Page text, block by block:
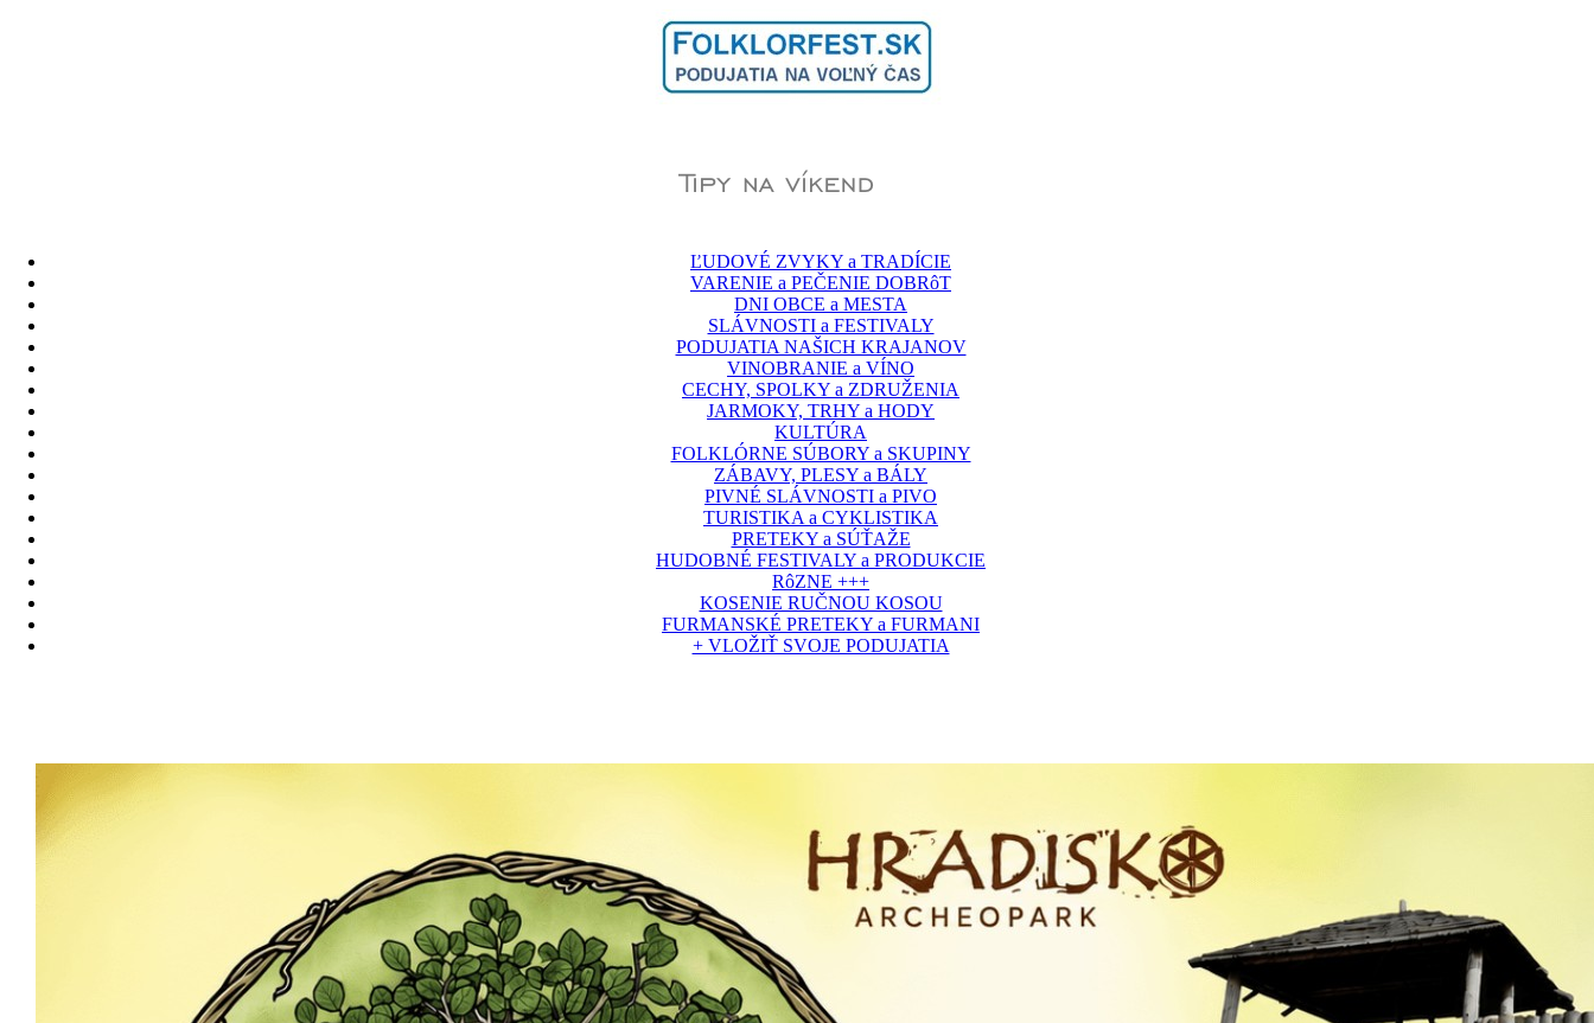
ĽUDOVÉ ZVYKY a TRADÍCIE
VARENIE a PEČENIE DOBRôT
DNI OBCE a MESTA
SLÁVNOSTI a FESTIVALY
PODUJATIA NAŠICH KRAJANOV
VINOBRANIE a VÍNO
CECHY, SPOLKY a ZDRUŽENIA
JARMOKY, TRHY a HODY
KULTÚRA
FOLKLÓRNE SÚBORY a SKUPINY
ZÁBAVY, PLESY a BÁLY
PIVNÉ SLÁVNOSTI a PIVO
TURISTIKA a CYKLISTIKA
PRETEKY a SÚŤAŽE
HUDOBNÉ FESTIVALY a PRODUKCIE
RôZNE +++
KOSENIE RUČNOU KOSOU
FURMANSKÉ PRETEKY a FURMANI
+ VLOŽIŤ SVOJE PODUJATIA